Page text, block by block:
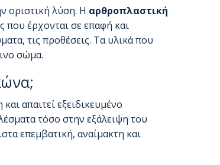
οριστική λύση. Η αρθροπλαστική
που έρχονται σε επαφή και
τις προθέσεις. Τα υλικά που
σώμα.
απαιτεί εξειδικευμένο
τόσο στην εξάλειψη του
επεμβατική, αναίμακτη και